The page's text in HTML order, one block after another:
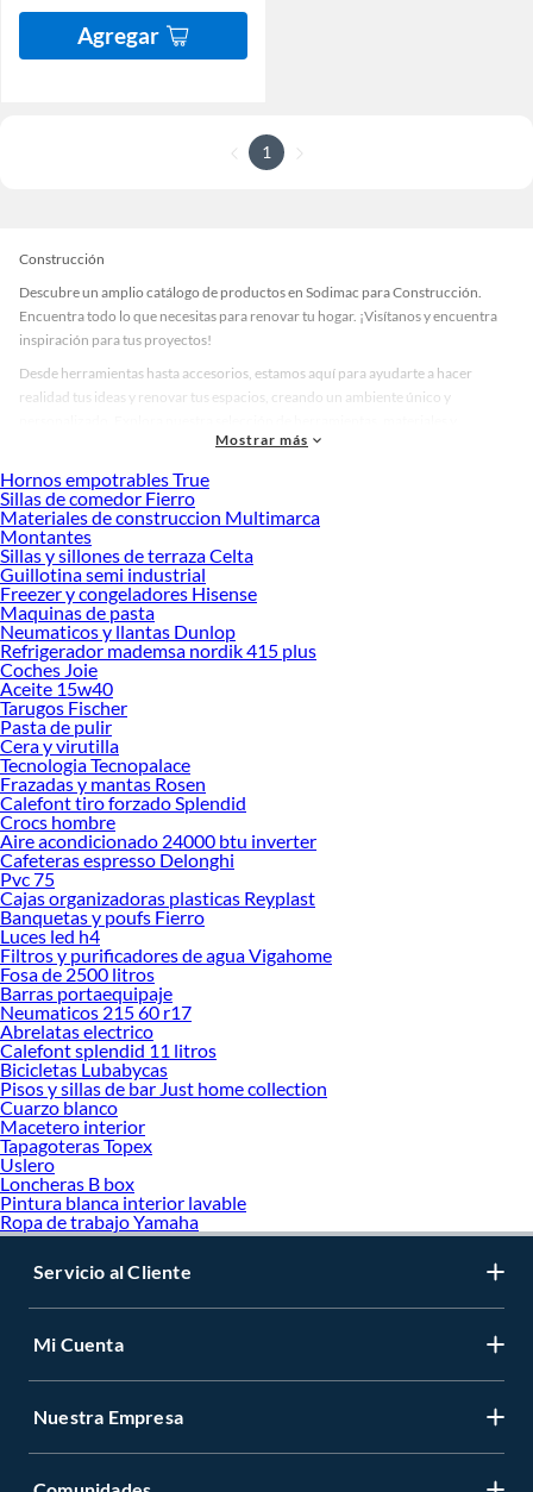
Agregar
1
Construcción
Descubre un amplio catálogo de productos en Sodimac para Construcción.
Encuentra todo lo que necesitas para renovar tu hogar. ¡Visítanos y encuentra
inspiración para tus proyectos!
Desde herramientas hasta accesorios, estamos aquí para ayudarte a hacer
realidad tus ideas y renovar tus espacios, creando un ambiente único y
accesorios de calidad que te ayudarán a crear un espacio más tú.
Desde remodelaciones hasta proyectos de decoración, estamos aquí para hacer
tus ideas realidad. ¡Visítanos y encuentra todo lo que tenemos para ofrecerte en
Construcción!
Explora la variedad de productos de Construcción en Sodimac
Herramientas, materiales y accesorios de calidad para tus proyectos y
renovación de espacios. ¡Visítanos y descubre todo lo que tenemos para
ofrecerte!
Encuentra una amplia variedad de productos de Construcción en Sodimac.
Encuentra todo lo necesario para tus proyectos de renovación y decoración.
¡Visítanos y haz tus ideas realidad!
Mostrar más
Hornos empotrables True
Sillas de comedor Fierro
Materiales de construccion Multimarca
Montantes
Sillas y sillones de terraza Celta
Guillotina semi industrial
Freezer y congeladores Hisense
Maquinas de pasta
Neumaticos y llantas Dunlop
Refrigerador mademsa nordik 415 plus
Coches Joie
Aceite 15w40
Tarugos Fischer
Pasta de pulir
Cera y virutilla
Tecnologia Tecnopalace
Frazadas y mantas Rosen
Calefont tiro forzado Splendid
Crocs hombre
Aire acondicionado 24000 btu inverter
Cafeteras espresso Delonghi
Pvc 75
Cajas organizadoras plasticas Reyplast
Banquetas y poufs Fierro
Luces led h4
Filtros y purificadores de agua Vigahome
Fosa de 2500 litros
Barras portaequipaje
Neumaticos 215 60 r17
Abrelatas electrico
Calefont splendid 11 litros
Bicicletas Lubabycas
Pisos y sillas de bar Just home collection
Cuarzo blanco
Macetero interior
Tapagoteras Topex
Uslero
Loncheras B box
Pintura blanca interior lavable
Ropa de trabajo Yamaha
Servicio al Cliente
Mi Cuenta
Nuestra Empresa